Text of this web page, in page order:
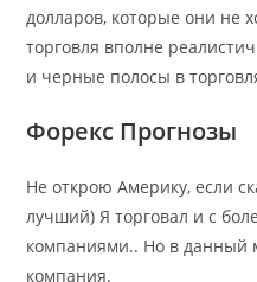
долларов, которые они не
торговля вполне
и черные полосы в
Форекс Прогнозы
Не открою Америку, если
лучший) Я торговал и с
компаниями.. Но в данный
компания.